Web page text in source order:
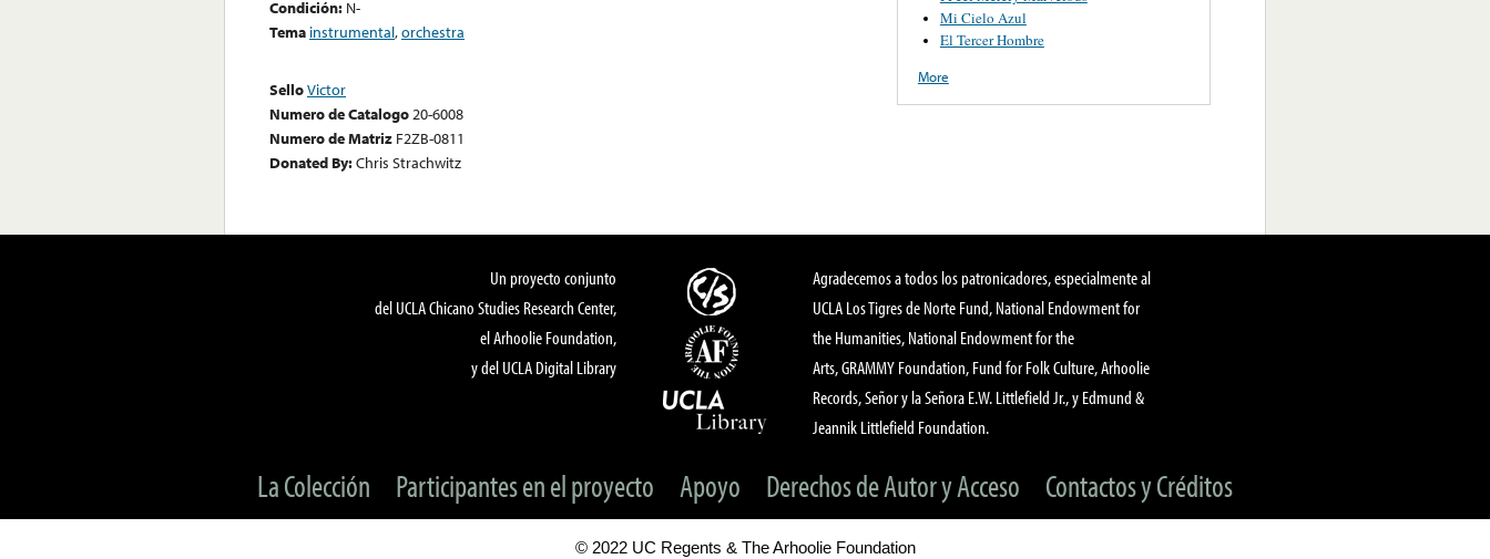
Condición: N-
Tema instrumental,orchestra
SelloVictor
Numero de Catalogo20-6008
Numero de Matriz F2ZB-0811
Donated By:Chris Strachwitz
Mi Cielo Azul
El Tercer Hombre
More
Un proyecto conjunto
del UCLA Chicano Studies Research Center,
el Arhoolie Foundation,
y del UCLA Digital Library
Agradecemos a todos los patronicadores, especialmente al
UCLA Los Tigres de Norte Fund, National Endowment for
the Humanities, National Endowment for the
Arts, GRAMMY Foundation, Fund for Folk Culture, Arhoolie
Records, Señor y la Señora E.W. Littlefield Jr., y Edmund &
Jeannik Littlefield Foundation.
La Colección Participantes en el proyecto Apoyo Derechos de Autor y Acceso Contactos y Créditos
© 2022 UC Regents & The Arhoolie Foundation